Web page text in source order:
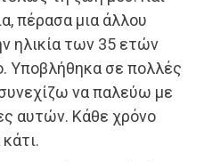
πέρασα μια άλλου
ηλικία των 35 ετών
Υποβλήθηκα σε πολλές
να παλεύω με
αυτών. Κάθε χρόνο